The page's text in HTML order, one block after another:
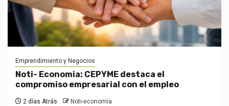
Emprendimiento y Negocios
Noti- Economia: CEPYME destaca el
compromiso empresarial con el empleo
2 días Atrás Noti-economía